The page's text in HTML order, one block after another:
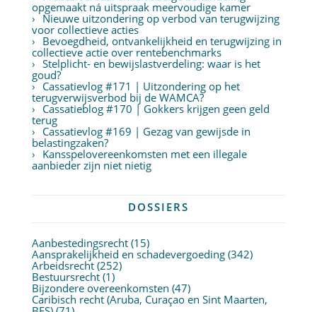
opgemaakt ná uitspraak meervoudige kamer
Nieuwe uitzondering op verbod van terugwijzing
voor collectieve acties
Bevoegdheid, ontvankelijkheid en terugwijzing in
collectieve actie over rentebenchmarks
Stelplicht- en bewijslastverdeling: waar is het
goud?
Cassatievlog #171 | Uitzondering op het
terugverwijsverbod bij de WAMCA?
Cassatieblog #170 | Gokkers krijgen geen geld
terug
Cassatievlog #169 | Gezag van gewijsde in
belastingzaken?
Kansspelovereenkomsten met een illegale
aanbieder zijn niet nietig
DOSSIERS
Aanbestedingsrecht(15)
Aansprakelijkheid en schadevergoeding(342)
Arbeidsrecht(252)
Bestuursrecht(1)
Bijzondere overeenkomsten (47)
Caribisch recht (Aruba, Curaçao en Sint Maarten,